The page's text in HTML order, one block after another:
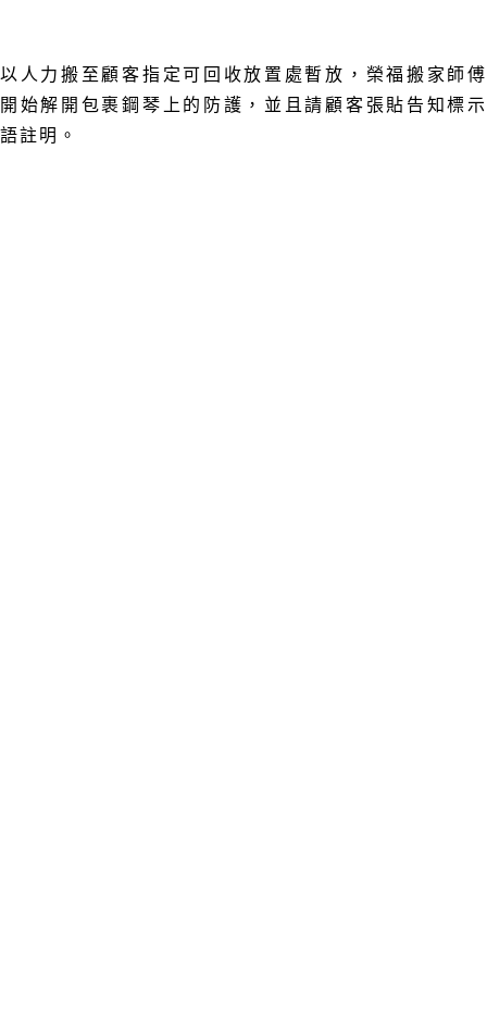
以人力搬至顧客指定可回收放置處暫放 ， 榮福搬家師傅
開始解開包裹鋼琴上的防護 ， 並且請顧客張貼告知標示
語註明。